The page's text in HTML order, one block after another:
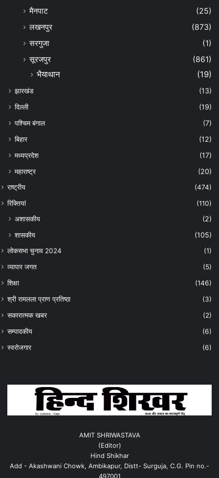
मैनपाट
(25)
लखनपुर
(873)
सरगुजा
(1)
सूरजपुर
(861)
भैयाथान (19)
झारखंड
(13)
दिल्ली
(19)
पश्चिम बंगाल
(7)
बिहार
(12)
मध्यप्रदेश
(17)
महाराष्ट्र
(20)
राष्ट्रीय (474)
रिक्तियां (110)
अशासकीय
(2)
शासकीय
(105)
लोकसभा चुनाव 2024 (1)
व्यापार जगत (5)
शिक्षा (146)
श्री रामलला प्राण प्रतिष्ठा (3)
सकारात्मक खबर (2)
सम्पादकीय (6)
स्वरोजगार (6)
AMIT SHRIWASTAVA
(Editor)
Hind Shikhar
Add - Akashwani Chowk, Ambikapur, Distt- Surguja, C.G. Pin no.-
497001